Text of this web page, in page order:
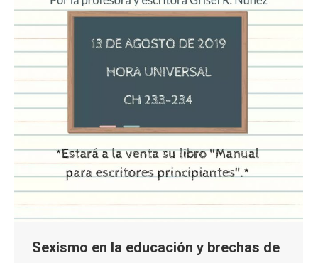
Sexismo en la educación y brechas de